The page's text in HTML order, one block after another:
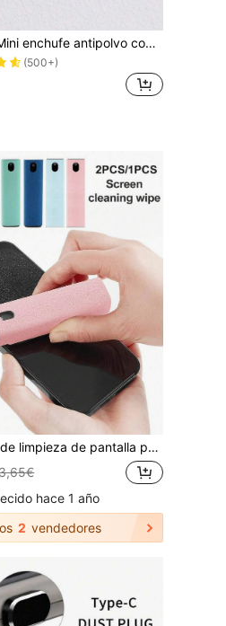
1 pieza Mini enchufe antipolvo con diseño de tortuga, colgante DIY compatible con puerto de carga de iPhone y puerto de carga tipo C
(500+)
multifuncional - Spray de limpieza de pantalla universal y herramientas, spray de limpieza de pantalla, limpiador de pantalla, adecuado para teléfonos inteligentes, tabletas, portátiles, monitores, televisores, cámaras, etc.
hace 1 año
2 vendedores